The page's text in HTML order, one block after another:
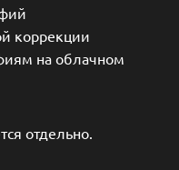
коррекции
на облачном
отдельно.